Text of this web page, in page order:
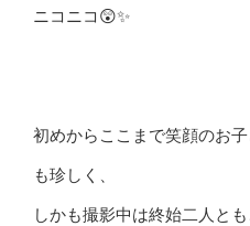
ニコニコ😲✨
初めからここまで笑顔のお
も珍しく、
しかも撮影中は終始二人と